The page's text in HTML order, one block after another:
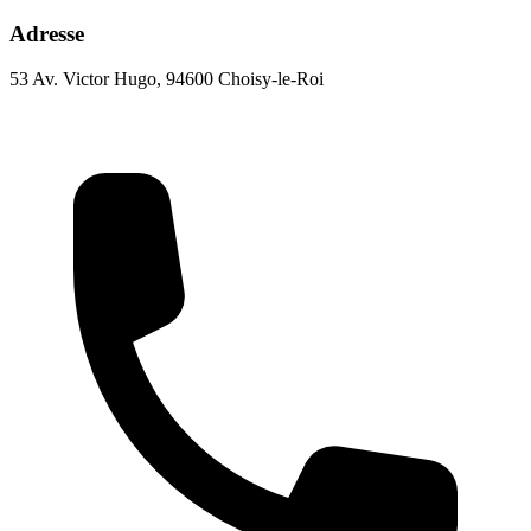
Adresse
53 Av. Victor Hugo, 94600 Choisy-le-Roi